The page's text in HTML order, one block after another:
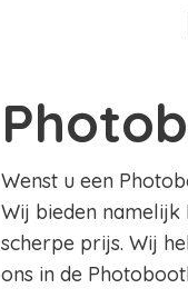
Wenst u een
Wij bieden namelijk
scherpe prijs. Wij
ons in de